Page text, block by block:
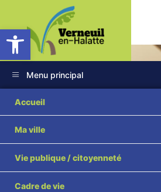
Ouvrir la barre d’outils
Menu principal
Accueil
Ma ville
Vie publique / citoyenneté
Cadre de vie
Publications
municipales